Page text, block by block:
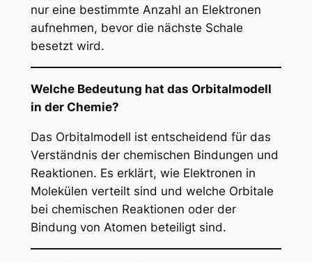
nur eine bestimmte Anzahl an Elektronen
aufnehmen, bevor die nächste Schale
besetzt wird.
Welche Bedeutung hat das Orbitalmodell
in der Chemie?
Das Orbitalmodell ist entscheidend für das
Verständnis der chemischen Bindungen und
Reaktionen. Es erklärt, wie Elektronen in
Molekülen verteilt sind und welche Orbitale
bei chemischen Reaktionen oder der
Bindung von Atomen beteiligt sind.